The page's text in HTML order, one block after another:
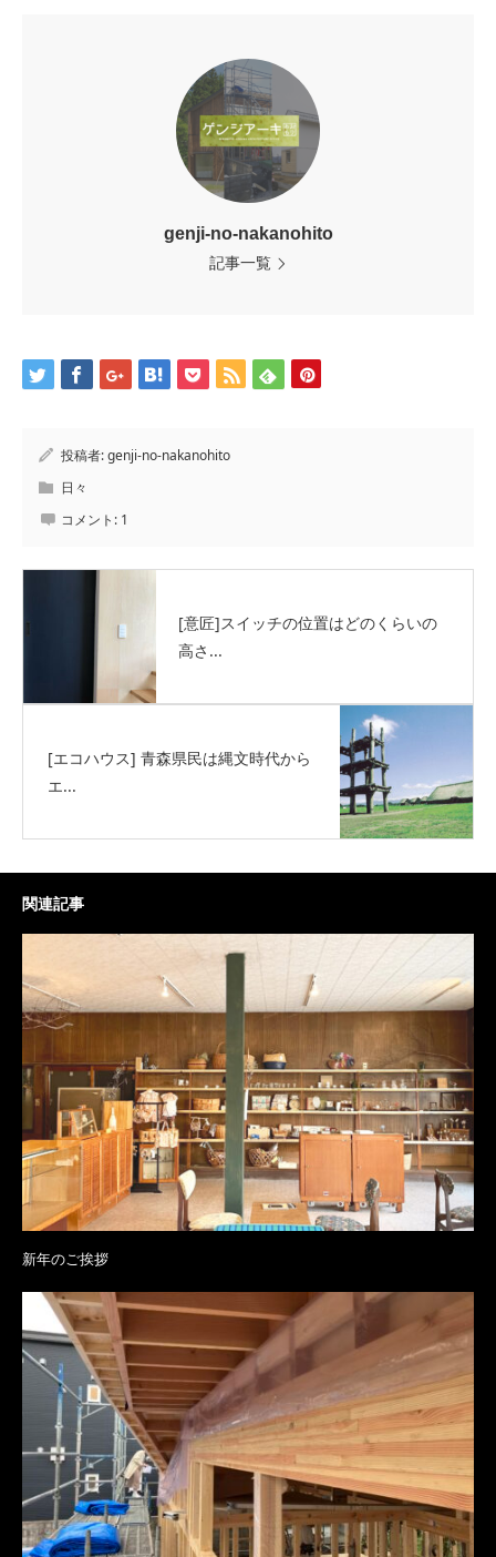
genji-no-nakanohito
記事一覧
投稿者:genji-no-nakanohito
日々
コメント: 1
[意匠]スイッチの位置はどのくらいの
高さ...
[エコハウス] 青森県民は縄文時代から
エ...
関連記事
新年のご挨拶